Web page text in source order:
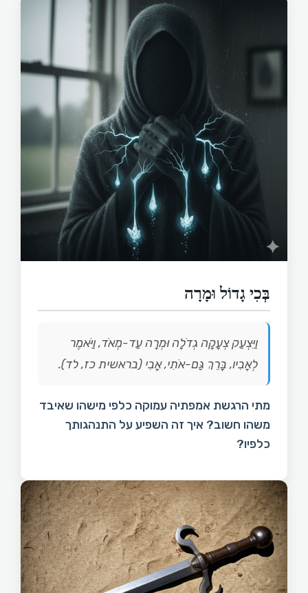
בְּכִי גָדוֹל וּמָרָה
וַיִּצְעַק צְעָקָה גְדֹלָה וּמְרָה עַד-מְאֹד, וַיֹּאמֶר
לְאָבִיו, בָּרֵךְ גַּם-אֹתִי, אָבִי (בראשית כז, לד).
מתי הרגשת אמפתיה עמוקה כלפי מישהו שאיבד
משהו חשוב? איך זה השפיע על התנהגותך
כלפיו?